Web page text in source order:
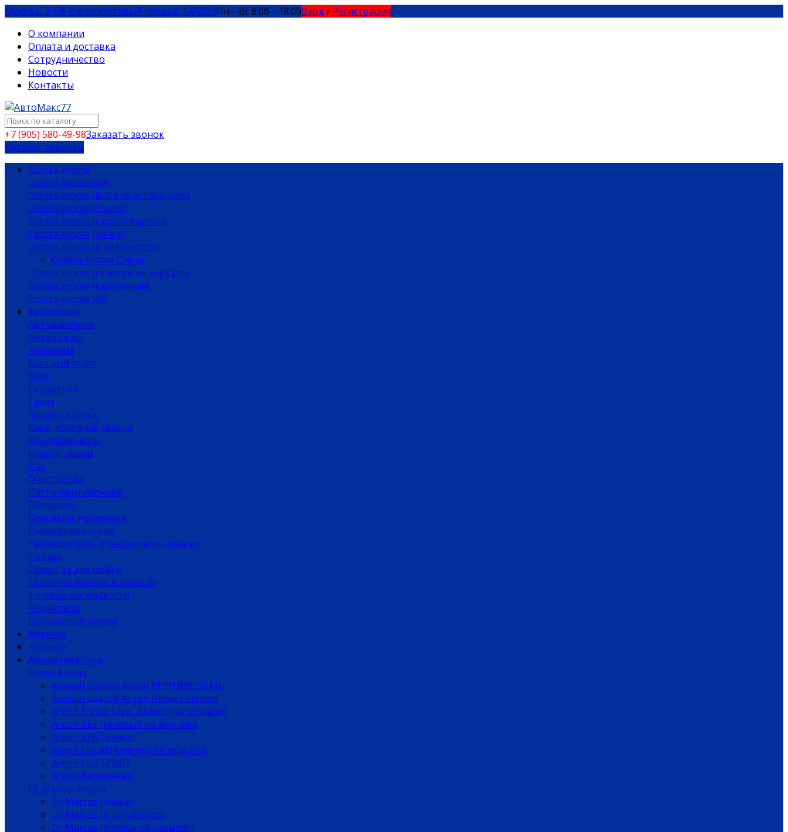
Москва, 2-ой южнопортовый проезд, 14/22c1Пн—Вс 8:00—18:00Вход / Регистрация
О компании
Оплата и доставка
Сотрудничество
Новости
Контакты
+7 (905) 580-49-98Заказать звонок
Каталог товаров
Contra Aroma
Contra (мешочки)
Contra aroma (BIG в подстаканник)
Contra aroma (Спрей)
Contra Aroma (Спрей+Картон)
Contra aroma (банки)
Contra aroma (в дефлектор)
Contra Aroma Classic
Contra aroma (гелевые на зеркало)
Contra aroma (картонные)
Contra aroma VIP
Автохимия
Автошампуни
Антидождь
Антифриз
Быстрый старт
Воск
Герметики
Грунт
Защита кузова
Клей, холодная сварка
Кондиционеры
Краски, эмали
Лак
Очистители
Пасты притирочные
Полироль
Присадки, промывки
Размораживатели
Растворители, отвердители, смывки
Смазки
Средства для мойки
Средства против коррозии
Тормозные жидкости
Чернители
Шинонаполнители
Аптечки
Аптечки
Ароматизаторы
Areon Aroma
Ароматизатор Areon PERFUME 50 ML
Ароматизатор Areon Home Perfume
Areon Fresco (дер. флакон на зеркало)
Areon GEL (гелевый на зеркало)
Areon KEN (банка)
Areon Liquid (Капсулы на зеркало)
Areon LUX SPORT
Areon Картонные
Dr Marcus Aroma
Dr Marcus (банки)
Dr Marcus (в дефлектор)
Dr Marcus (клипсы на козырек)